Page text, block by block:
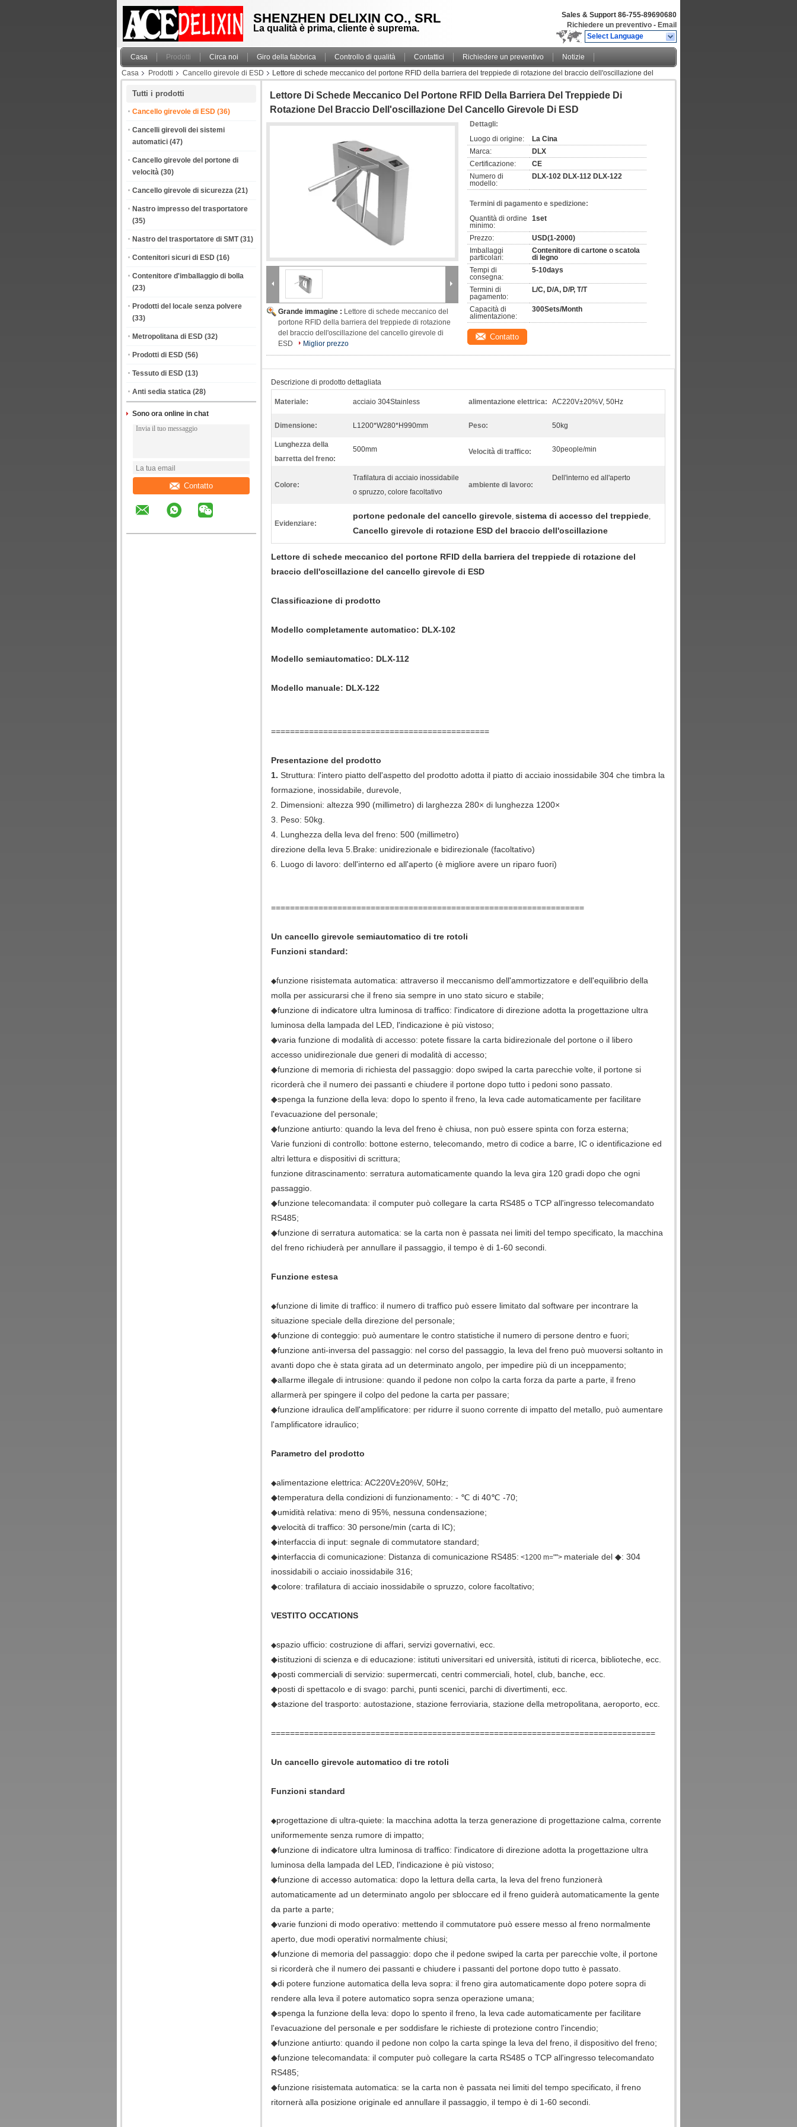
SHENZHEN DELIXIN CO., SRL
La qualità è prima, cliente è suprema.
Sales & Support 86-755-89690680
Richiedere un preventivo - Email
Select Language
Casa Prodotti Circa noi Giro della fabbrica Controllo di qualità Contattici Richiedere un preventivo
Notizie
Casa
Prodotti Cancello girevole di ESD
Lettore di schede meccanico del portone RFID della barriera del treppiede di rotazione del braccio dell'oscillazione del
Tutti i prodotti
Cancello girevole di ESD (36)
Cancelli girevoli dei sistemi
automatici (47)
Cancello girevole del portone di
velocità (30)
Cancello girevole di sicurezza (21)
Nastro impresso del trasportatore
(35)
Nastro del trasportatore di SMT (31)
Contenitori sicuri di ESD (16)
Contenitore d'imballaggio di bolla
(23)
Prodotti del locale senza polvere
(33)
Metropolitana di ESD (32)
Prodotti di ESD (56)
Tessuto di ESD (13)
Anti sedia statica (28)
Sono ora online in chat
Contatto
Lettore Di Schede Meccanico Del Portone RFID Della Barriera Del Treppiede Di
Rotazione Del Braccio Dell'oscillazione Del Cancello Girevole Di ESD
Grande immagine : Lettore di schede meccanico del
portone RFID della barriera del treppiede di rotazione
del braccio dell'oscillazione del cancello girevole di
ESD
Miglior prezzo
Dettagli:
Luogo di origine:
La Cina
Marca:
DLX
Certificazione:
CE
Numero di
modello:
DLX-102 DLX-112 DLX-122
Termini di pagamento e spedizione:
Quantità di ordine
minimo:
1set
Prezzo:
USD(1-2000)
Imballaggi
particolari:
Contenitore di cartone o scatola
di legno
Tempi di
consegna:
5-10days
Termini di
pagamento:
L/C, D/A, D/P, T/T
Capacità di
alimentazione:
300Sets/Month
Contatto
Descrizione di prodotto dettagliata
Materiale: acciaio 304Stainless alimentazione elettrica: AC220V±20%V, 50Hz
Dimensione: L1200*W280*H990mm Peso: 50kg
Lunghezza della
barretta del freno:
500mm Velocità di traffico: 30people/min
Colore:
Trafilatura di acciaio inossidabile
o spruzzo, colore facoltativo
ambiente di lavoro:
Dell'interno ed all'aperto
Evidenziare:
portone pedonale del cancello girevole, sistema di accesso del treppiede,
Cancello girevole di rotazione ESD del braccio dell'oscillazione
Lettore di schede meccanico del portone RFID della barriera del treppiede di rotazione del
braccio dell'oscillazione del cancello girevole di ESD
Classificazione di prodotto
Modello completamente automatico: DLX-102
Modello semiautomatico: DLX-112
Modello manuale: DLX-122
==============================================
Presentazione del prodotto
1. Struttura: l'intero piatto dell'aspetto del prodotto adotta il piatto di acciaio inossidabile 304 che timbra la
formazione, inossidabile, durevole,
2. Dimensioni: altezza 990 (millimetro) di larghezza 280× di lunghezza 1200×
3. Peso: 50kg.
4. Lunghezza della leva del freno: 500 (millimetro)
direzione della leva 5.Brake: unidirezionale e bidirezionale (facoltativo)
6. Luogo di lavoro: dell'interno ed all'aperto (è migliore avere un riparo fuori)
==================================================================
Un cancello girevole semiautomatico di tre rotoli
Funzioni standard:
◆funzione risistemata automatica: attraverso il meccanismo dell'ammortizzatore e dell'equilibrio della
molla per assicurarsi che il freno sia sempre in uno stato sicuro e stabile;
◆funzione di indicatore ultra luminosa di traffico: l'indicatore di direzione adotta la progettazione ultra
luminosa della lampada del LED, l'indicazione è più vistoso;
◆varia funzione di modalità di accesso: potete fissare la carta bidirezionale del portone o il libero
accesso unidirezionale due generi di modalità di accesso;
◆funzione di memoria di richiesta del passaggio: dopo swiped la carta parecchie volte, il portone si
ricorderà che il numero dei passanti e chiudere il portone dopo tutto i pedoni sono passato.
◆spenga la funzione della leva: dopo lo spento il freno, la leva cade automaticamente per facilitare
l'evacuazione del personale;
◆funzione antiurto: quando la leva del freno è chiusa, non può essere spinta con forza esterna;
Varie funzioni di controllo: bottone esterno, telecomando, metro di codice a barre, IC o identificazione ed
altri lettura e dispositivi di scrittura;
funzione ditrascinamento: serratura automaticamente quando la leva gira 120 gradi dopo che ogni
passaggio.
◆funzione telecomandata: il computer può collegare la carta RS485 o TCP all'ingresso telecomandato
RS485;
◆funzione di serratura automatica: se la carta non è passata nei limiti del tempo specificato, la macchina
del freno richiuderà per annullare il passaggio, il tempo è di 1-60 secondi.
Funzione estesa
◆funzione di limite di traffico: il numero di traffico può essere limitato dal software per incontrare la
situazione speciale della direzione del personale;
◆funzione di conteggio: può aumentare le contro statistiche il numero di persone dentro e fuori;
◆funzione anti-inversa del passaggio: nel corso del passaggio, la leva del freno può muoversi soltanto in
avanti dopo che è stata girata ad un determinato angolo, per impedire più di un inceppamento;
◆allarme illegale di intrusione: quando il pedone non colpo la carta forza da parte a parte, il freno
allarmerà per spingere il colpo del pedone la carta per passare;
◆funzione idraulica dell'amplificatore: per ridurre il suono corrente di impatto del metallo, può aumentare
l'amplificatore idraulico;
Parametro del prodotto
◆alimentazione elettrica: AC220V±20%V, 50Hz;
◆temperatura della condizioni di funzionamento: - ℃ di 40℃ -70;
◆umidità relativa: meno di 95%, nessuna condensazione;
◆velocità di traffico: 30 persone/min (carta di IC);
◆interfaccia di input: segnale di commutatore standard;
◆interfaccia di comunicazione: Distanza di comunicazione RS485: <1200 m=""> materiale del ◆: 304
inossidabili o acciaio inossidabile 316;
◆colore: trafilatura di acciaio inossidabile o spruzzo, colore facoltativo;
VESTITO OCCATIONS
◆spazio ufficio: costruzione di affari, servizi governativi, ecc.
◆istituzioni di scienza e di educazione: istituti universitari ed università, istituti di ricerca, biblioteche, ecc.
◆posti commerciali di servizio: supermercati, centri commerciali, hotel, club, banche, ecc.
◆posti di spettacolo e di svago: parchi, punti scenici, parchi di divertimenti, ecc.
◆stazione del trasporto: autostazione, stazione ferroviaria, stazione della metropolitana, aeroporto, ecc.
=================================================================================
Un cancello girevole automatico di tre rotoli
Funzioni standard
◆progettazione di ultra-quiete: la macchina adotta la terza generazione di progettazione calma, corrente
uniformemente senza rumore di impatto;
◆funzione di indicatore ultra luminosa di traffico: l'indicatore di direzione adotta la progettazione ultra
luminosa della lampada del LED, l'indicazione è più vistoso;
◆funzione di accesso automatica: dopo la lettura della carta, la leva del freno funzionerà
automaticamente ad un determinato angolo per sbloccare ed il freno guiderà automaticamente la gente
da parte a parte;
◆varie funzioni di modo operativo: mettendo il commutatore può essere messo al freno normalmente
aperto, due modi operativi normalmente chiusi;
◆funzione di memoria del passaggio: dopo che il pedone swiped la carta per parecchie volte, il portone
si ricorderà che il numero dei passanti e chiudere i passanti del portone dopo tutto è passato.
◆di potere funzione automatica della leva sopra: il freno gira automaticamente dopo potere sopra di
rendere alla leva il potere automatico sopra senza operazione umana;
◆spenga la funzione della leva: dopo lo spento il freno, la leva cade automaticamente per facilitare
l'evacuazione del personale e per soddisfare le richieste di protezione contro l'incendio;
◆funzione antiurto: quando il pedone non colpo la carta spinge la leva del freno, il dispositivo del freno;
◆funzione telecomandata: il computer può collegare la carta RS485 o TCP all'ingresso telecomandato
RS485;
◆funzione risistemata automatica: se la carta non è passata nei limiti del tempo specificato, il freno
ritornerà alla posizione originale ed annullare il passaggio, il tempo è di 1-60 secondi.